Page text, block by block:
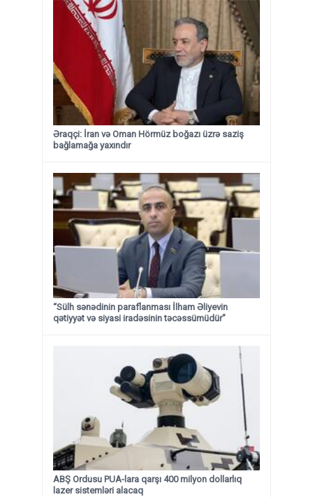
Əraqçi: İran və Oman Hörmüz boğazı üzrə saziş
bağlamağa yaxındır
“Sülh sənədinin paraflanması İlham Əliyevin
qətiyyət və siyasi iradəsinin təcəssümüdür”
ABŞ Ordusu PUA-lara qarşı 400 milyon dollarlıq
lazer sistemləri alacaq